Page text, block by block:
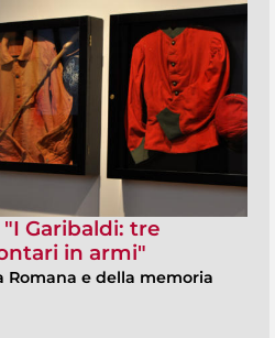
Garibaldi: tre
in armi"
Romana e della memoria